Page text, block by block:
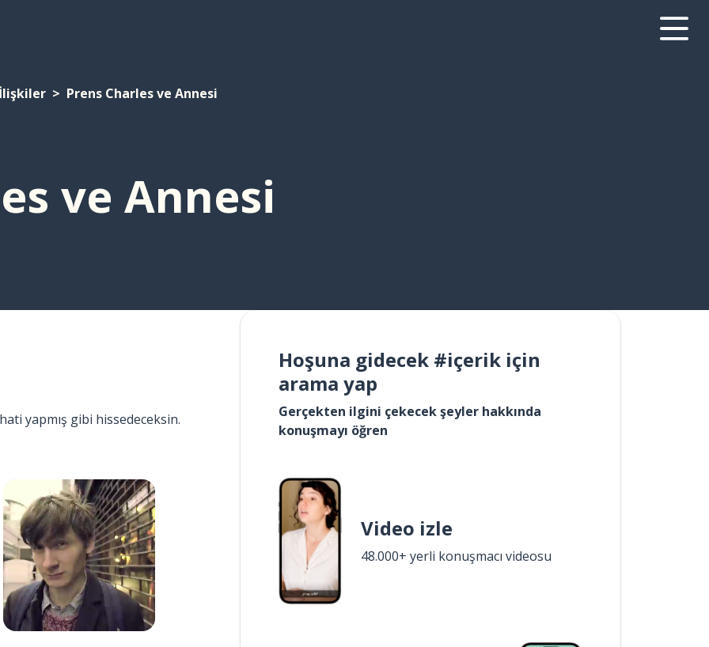
İlişkiler Prens Charles ve Annesi
ve Annesi
yapmış gibi hissedeceksin.
Hoşuna gidecek #içerik için
arama yap
Gerçekten ilgini çekecek şeyler hakkında
konuşmayı öğren
Video izle
48.000+ yerli konuşmacı videosu